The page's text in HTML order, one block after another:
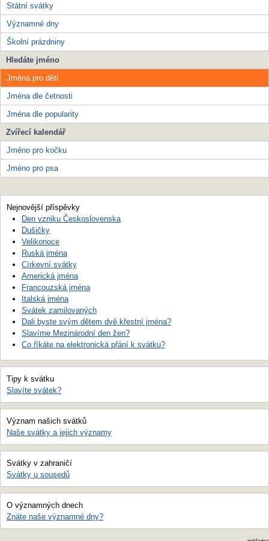
Státní svátky
Významné dny
Školní prázdniny
Hledáte jméno
Jména pro děti
Jména dle četnosti
Jména dle popularity
Zvířecí kalendář
Jméno pro kočku
Jméno pro psa
Nejnovější příspěvky
Den vzniku Československa
Dušičky
Velikonoce
Ruská jména
Církevní svátky
Americká jména
Francouzská jména
Italská jména
Svátek zamilovaných
Dali byste svým dětem dvě křestní jména?
Slavíme Mezinárodní den žen?
Co říkáte na elektronická přání k svátku?
Tipy k svátku
Slavíte svátek?
Význam našich svátků
Naše svátky a jejich významy
Svátky v zahraničí
Svátky u sousedů
O významných dnech
Znáte naše významné dny?